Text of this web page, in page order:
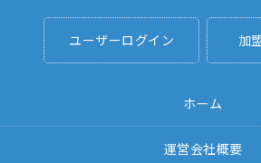
ユーザーログイン 加
ホーム
運営会社概要